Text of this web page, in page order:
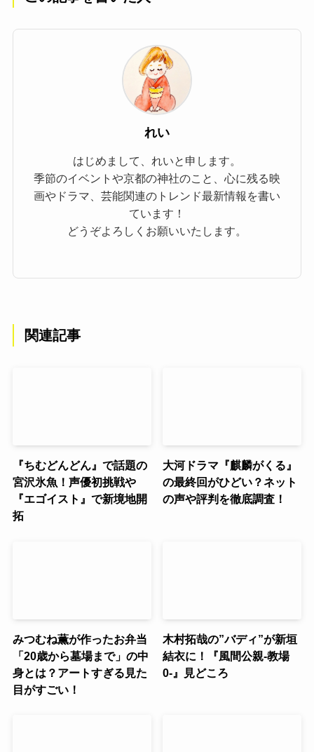
れい
はじめまして、れいと申します。
季節のイベントや京都の神社のこと、心に残る映
画やドラマ、芸能関連のトレンド最新情報を書い
ています！
どうぞよろしくお願いいたします。
関連記事
『ちむどんどん』で話題の
宮沢氷魚！声優初挑戦や
『エゴイスト』で新境地開
拓
大河ドラマ『麒麟がくる』
の最終回がひどい？ネット
の声や評判を徹底調査！
みつむね薫が作ったお弁当
「20歳から墓場まで」の中
身とは？アートすぎる見た
目がすごい！
木村拓哉の”バディ”が新垣
結衣に！『風間公親-教場
0-』見どころ